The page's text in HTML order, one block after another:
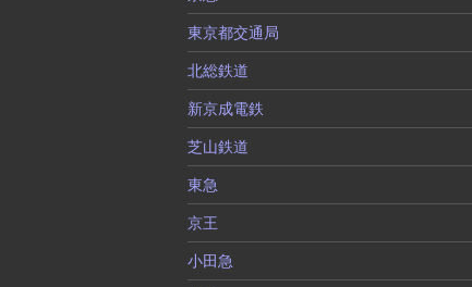
東京都交通局
北総鉄道
新京成電鉄
芝山鉄道
東急
京王
小田急